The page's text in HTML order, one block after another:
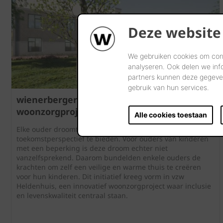
Deze
We gebruiken cookies om
analyseren. Ook delen we
partners kunnen deze
gebruik van hun services.
Alle cookies toestaan
wienerberger steunt vzw Heldenhuis: een
woonzorgproject van de toekomst
Elke ouder droomt ervan zijn of haar kind een mooi
toekomstperspectief te bieden. Voor ouders van kinderen
met een beperking is deze droom echter niet
vanzelfsprekend. Daarom bundelden enkele ouders de
krachten om zelf een veilige en warme thuis te creëren
voor hun kinderen. Dit initiatief kreeg vorm in vzw
Heldenhuis, een innovatief woonzorgproject waar inclusie
en levenskwaliteit centraal staan.